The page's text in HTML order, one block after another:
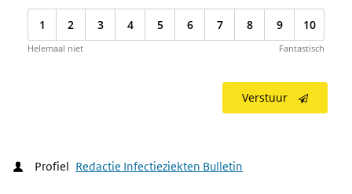
1 2 3 4 5 6 7 8 9 10
Helemaal niet Fantastisch
Verstuur
Profiel Redactie Infectieziekten Bulletin